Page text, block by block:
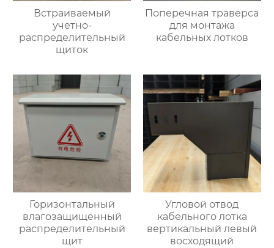
Встраиваемый
учетно-
распределительный
щиток
Поперечная траверса
для монтажа
кабельных лотков
Горизонтальный
влагозащищенный
распределительный
щит
Угловой отвод
кабельного лотка
вертикальный левый
восходящий